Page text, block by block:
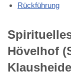
Rückführung
Hövelhof